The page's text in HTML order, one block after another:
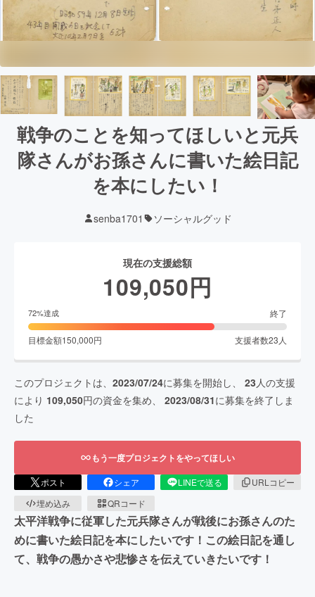
戦争のことを知ってほしいと元兵
隊さんがお孫さんに書いた絵日記
を本にしたい！
senba1701 ソーシャルグッド
現在の支援総額
109,050円
72%達成 終了
目標金額150,000円 支援者数23 人
このプロジェクトは、 2023/07/24に募集を開始し、 23 人の支援
により 109,050円の資金を集め、 2023/08/31に募集を終了しま
した
もう一度プロジェクトをやってほしい
ポスト シェア LINEで送る
URLコピー
埋め込み
QRコード
太平洋戦争に従軍した元兵隊さんが戦後にお孫さんのた
めに書いた絵日記を本にしたいです！この絵日記を通し
て、戦争の愚かさや悲惨さを伝えていきたいです！